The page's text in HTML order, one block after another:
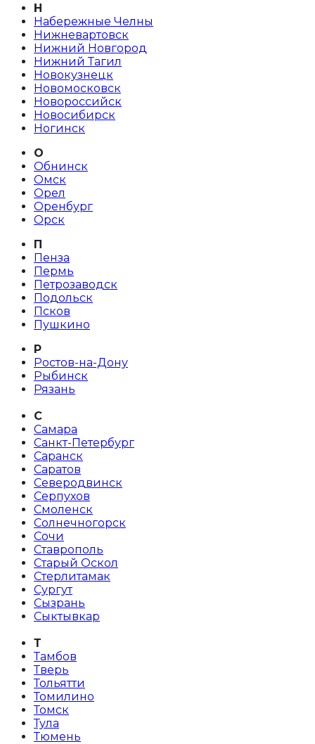
Н
Набережные Челны
Нижневартовск
Нижний Новгород
Нижний Тагил
Новокузнецк
Новомосковск
Новороссийск
Новосибирск
Ногинск
О
Обнинск
Омск
Орел
Оренбург
Орск
П
Пенза
Пермь
Петрозаводск
Подольск
Псков
Пушкино
Р
Ростов-на-Дону
Рыбинск
Рязань
С
Самара
Санкт-Петербург
Саранск
Саратов
Северодвинск
Серпухов
Смоленск
Солнечногорск
Сочи
Ставрополь
Старый Оскол
Стерлитамак
Сургут
Сызрань
Сыктывкар
Т
Тамбов
Тверь
Тольятти
Томилино
Томск
Тула
Тюмень